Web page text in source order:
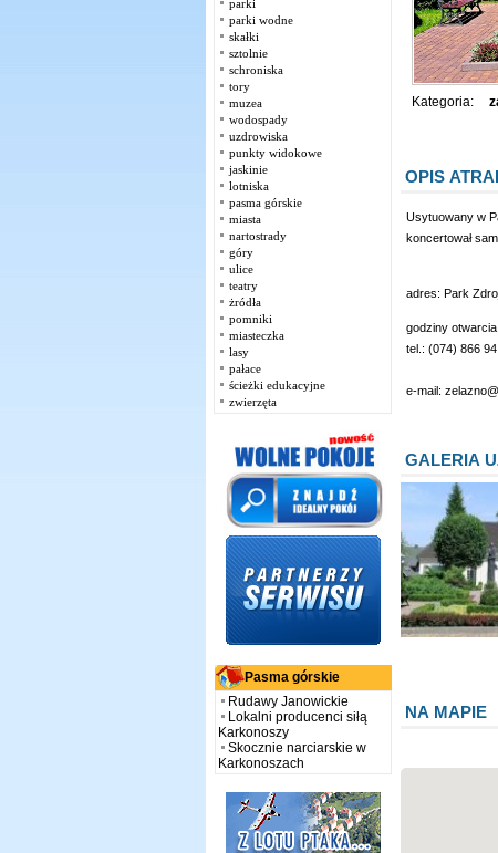
parki
parki wodne
skałki
sztolnie
schroniska
tory
muzea
wodospady
uzdrowiska
punkty widokowe
jaskinie
lotniska
pasma górskie
miasta
nartostrady
góry
ulice
teatry
żródła
pomniki
miasteczka
lasy
pałace
ścieżki edukacyjne
zwierzęta
Pasma górskie
Rudawy Janowickie
Lokalni producenci siłą
Karkonoszy
Skocznie narciarskie w
Karkonoszach
Kategoria:
OPIS
Usytuowany w
koncertował
adres: Park
godziny
tel.: (074) 866
e-mail:
GALERIA
NA MAPIE